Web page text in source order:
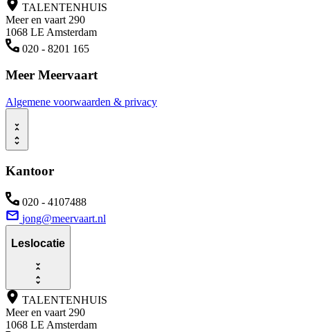
TALENTENHUIS
Meer en vaart 290
1068 LE Amsterdam
020 - 8201 165
Meer Meervaart
Algemene voorwaarden & privacy
Kantoor
020 - 4107488
jong@meervaart.nl
Leslocatie
TALENTENHUIS
Meer en vaart 290
1068 LE Amsterdam